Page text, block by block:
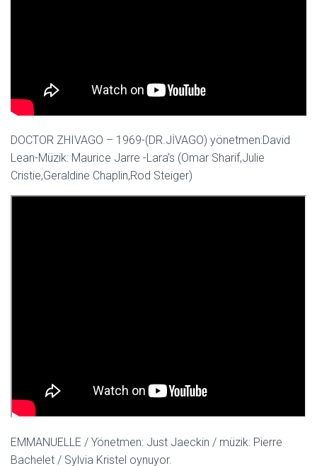
DOCTOR ZHIVAGO – 1969-(DR.JİVAGO) yönetmen:David
Lean-Müzik: Maurice Jarre -Lara’s (Omar Sharif,Julie
Cristie,Geraldine Chaplin,Rod Steiger)
EMMANUELLE / Yönetmen: Just Jaeckin / müzik: Pierre
Bachelet / Sylvia Kristel oynuyor.